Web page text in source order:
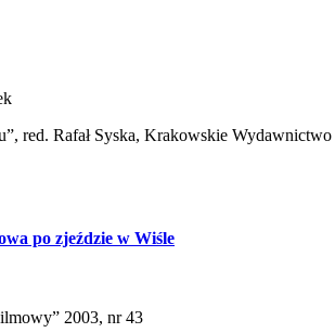
red. Rafał Syska, Krakowskie
po zjeździe w Wiśle
2003, nr 43